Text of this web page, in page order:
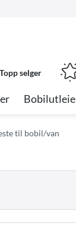
Topp selger
Bobilutleie
til bobil/van